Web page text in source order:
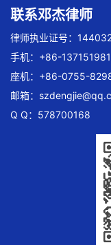
联系邓杰律师
律师执业证号：
手机：+86-
座机：+86-0755-
邮箱：
Q Q：578700168